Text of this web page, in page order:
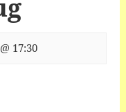
17:30